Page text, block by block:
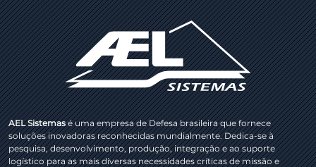
AEL Sistemasé uma empresa de Defesa brasileira que fornece
soluções inovadoras reconhecidas mundialmente. Dedica-se à
pesquisa, desenvolvimento, produção, integração e ao suporte
logístico para as mais diversas necessidades críticas de missão e